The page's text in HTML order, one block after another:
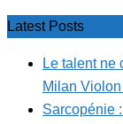
Latest Posts
Le talent ne
Milan
Sarcopénie